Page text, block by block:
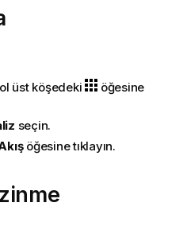
üst köşedeki
öğesine
seçin.
öğesine tıklayın.